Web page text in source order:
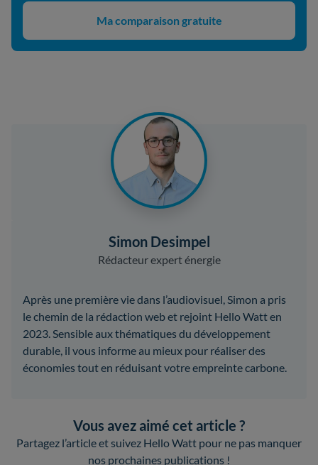
Ma comparaison gratuite
Simon Desimpel
Rédacteur expert énergie
Après une première vie dans l’audiovisuel, Simon a pris
le chemin de la rédaction web et rejoint Hello Watt en
2023. Sensible aux thématiques du développement
durable, il vous informe au mieux pour réaliser des
économies tout en réduisant votre empreinte carbone.
Vous avez aimé cet article ?
Partagez l’article et suivez Hello Watt pour ne pas manquer
nos prochaines publications !